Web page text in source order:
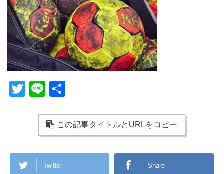
T
er
Li
e この記事タイトルとURLをコピー
Twitter Share